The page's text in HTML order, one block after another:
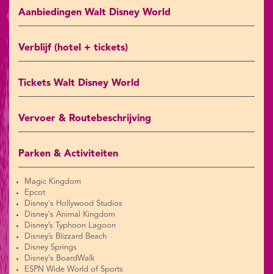
Aanbiedingen Walt Disney World
Verblijf (hotel + tickets)
Tickets Walt Disney World
Vervoer & Routebeschrijving
Parken & Activiteiten
Magic Kingdom
Epcot
Disney's Hollywood Studios
Disney's Animal Kingdom
Disney’s Typhoon Lagoon
Disney’s Blizzard Beach
Disney Springs
Disney's BoardWalk
ESPN Wide World of Sports